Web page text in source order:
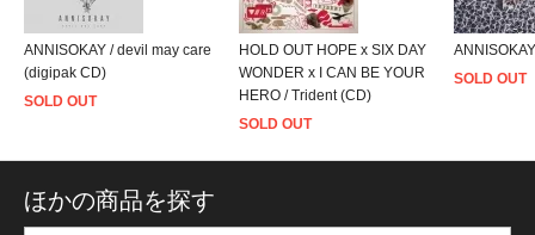
ANNISOKAY / devil may care
(digipak CD)
SOLD OUT
HOLD OUT HOPE x SIX DAY
WONDER x I CAN BE YOUR
HERO / Trident (CD)
SOLD OUT
SOLD OUT
ほかの商品を探す